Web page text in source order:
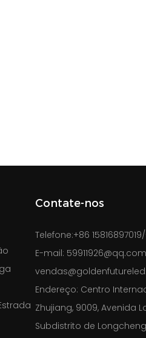
Contate-nos
Telefone:+86
E-mail: 59911926@qq.com
Endereço: Centro
Zhujiang, 9009, Avenida
Subdistrito de